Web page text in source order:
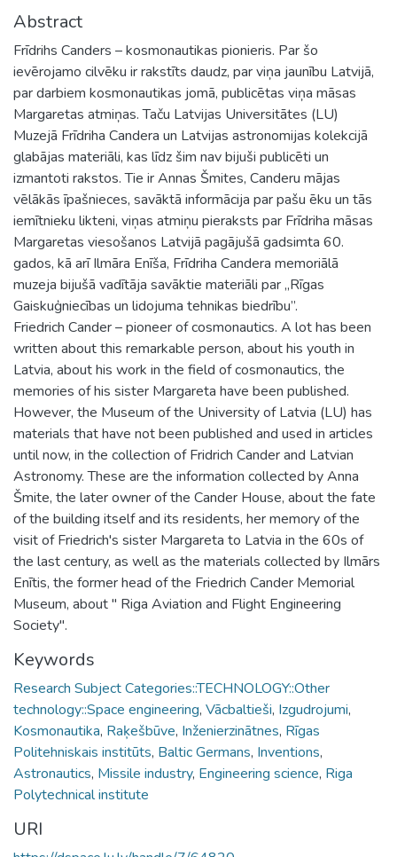
Abstract
Frīdrihs Canders – kosmonautikas pionieris. Par šo
ievērojamo cilvēku ir rakstīts daudz, par viņa jaunību Latvijā,
par darbiem kosmonautikas jomā, publicētas viņa māsas
Margaretas atmiņas. Taču Latvijas Universitātes (LU)
Muzejā Frīdriha Candera un Latvijas astronomijas kolekcijā
glabājas materiāli, kas līdz šim nav bijuši publicēti un
izmantoti rakstos. Tie ir Annas Šmites, Canderu mājas
vēlākās īpašnieces, savāktā informācija par pašu ēku un tās
iemītnieku likteni, viņas atmiņu pieraksts par Frīdriha māsas
Margaretas viesošanos Latvijā pagājušā gadsimta 60.
gados, kā arī Ilmāra Enīša, Frīdriha Candera memoriālā
muzeja bijušā vadītāja savāktie materiāli par „Rīgas
Gaiskuģniecības un lidojuma tehnikas biedrību”.
Friedrich Cander – pioneer of cosmonautics. A lot has been
written about this remarkable person, about his youth in
Latvia, about his work in the field of cosmonautics, the
memories of his sister Margareta have been published.
However, the Museum of the University of Latvia (LU) has
materials that have not been published and used in articles
until now, in the collection of Fridrich Cander and Latvian
Astronomy. These are the information collected by Anna
Šmite, the later owner of the Cander House, about the fate
of the building itself and its residents, her memory of the
visit of Friedrich's sister Margareta to Latvia in the 60s of
the last century, as well as the materials collected by Ilmārs
Enītis, the former head of the Friedrich Cander Memorial
Museum, about " Riga Aviation and Flight Engineering
Society".
Keywords
Research Subject Categories::TECHNOLOGY::Other
technology::Space engineering, Vācbaltieši, Izgudrojumi,
Kosmonautika, Raķešbūve, Inženierzinātnes, Rīgas
Politehniskais institūts, Baltic Germans, Inventions,
Astronautics, Missile industry, Engineering science, Riga
Polytechnical institute
URI